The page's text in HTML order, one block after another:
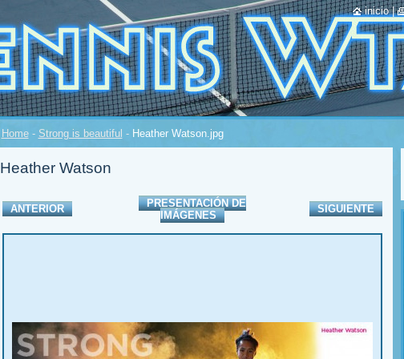
Home - Strong is beautiful - Heather Watson.jpg
Heather Watson
ANTERIOR
PRESENTACIÓN DE
IMÁGENES
SIGUIENTE
inicio |